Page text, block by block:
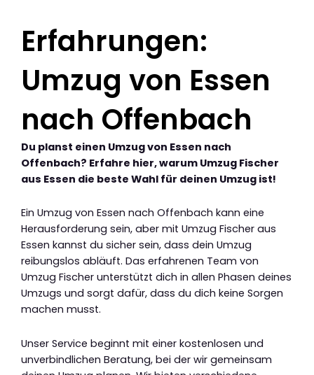
Erfahrungen:
Umzug von Essen
nach Offenbach
Du planst einen Umzug von Essen nach
Offenbach? Erfahre hier, warum Umzug Fischer
aus Essen die beste Wahl für deinen Umzug ist!
Ein Umzug von Essen nach Offenbach kann eine
Herausforderung sein, aber mit Umzug Fischer aus
Essen kannst du sicher sein, dass dein Umzug
reibungslos abläuft. Das erfahrenen Team von
Umzug Fischer unterstützt dich in allen Phasen deines
Umzugs und sorgt dafür, dass du dich keine Sorgen
machen musst.
Unser Service beginnt mit einer kostenlosen und
unverbindlichen Beratung, bei der wir gemeinsam